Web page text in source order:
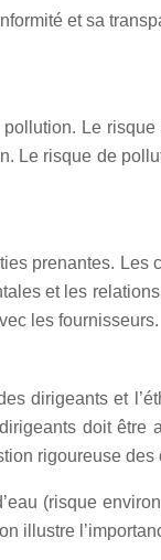
et sa
Le
Le risque de
prenantes.
et les
les fournisseurs.
dirigeants et
doit
rigoureuse des
(risque
illustre